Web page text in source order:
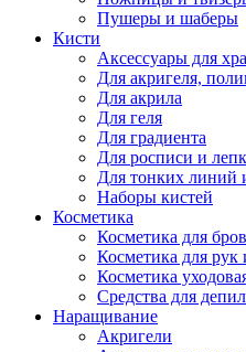
Пушеры и шаберы
Кисти
Аксессуары для
Для акригеля,
Для акрила
Для геля
Для градиента
Для росписи и
Для тонких линий
Наборы кистей
Косметика
Косметика для
Косметика для рук
Косметика
Средства для
Наращивание
Акригели